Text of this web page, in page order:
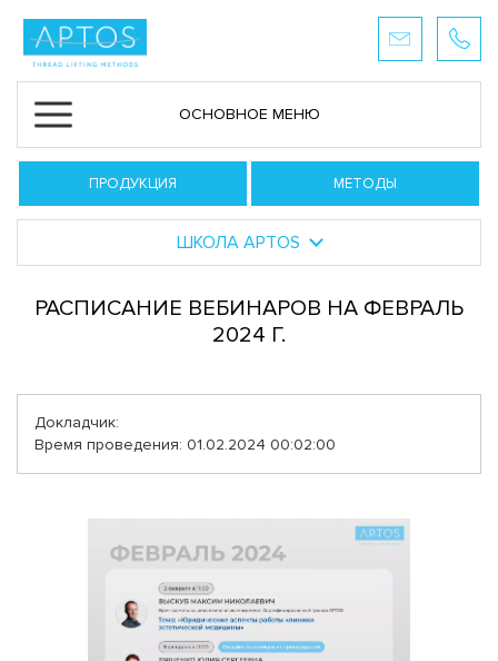
ОСНОВНОЕ МЕНЮ
ПРОДУКЦИЯ МЕТОДЫ
ШКОЛА APTOS
РАСПИСАНИЕ ВЕБИНАРОВ НА ФЕВРАЛЬ
2024 Г.
Докладчик:
Время проведения: 01.02.2024 00:02:00